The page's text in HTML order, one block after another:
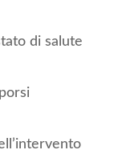
di salute